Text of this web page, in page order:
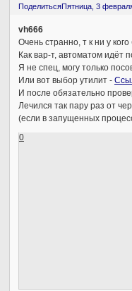
ПоделитьсяПятница, 3
vh666
Очень странно, т к ни у
Как вар-т, автоматом идёт
Я не спец, могу только
Или вот выбор утилит -
И после обязательно
Лечился так пару раз от
(если в запущенных
0